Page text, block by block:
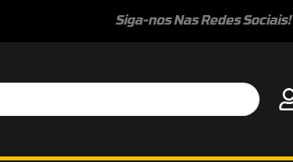
Siga-nos Nas Redes Sociais!